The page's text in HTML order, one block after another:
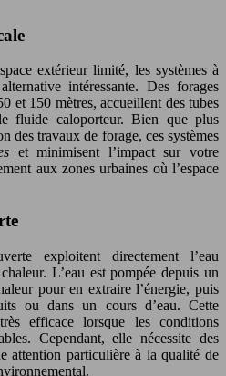
extérieur limité, les systèmes à
intéressante. Des forages
et 150 mètres, accueillent des tubes
fluide caloporteur. Bien que plus
des travaux de forage, ces systèmes
et minimisent l’impact sur votre
aux zones urbaines où l’espace
exploitent directement l’eau
L’eau est pompée depuis un
pour en extraire l’énergie, puis
ou dans un cours d’eau. Cette
efficace lorsque les conditions
Cependant, elle nécessite des
attention particulière à la qualité de